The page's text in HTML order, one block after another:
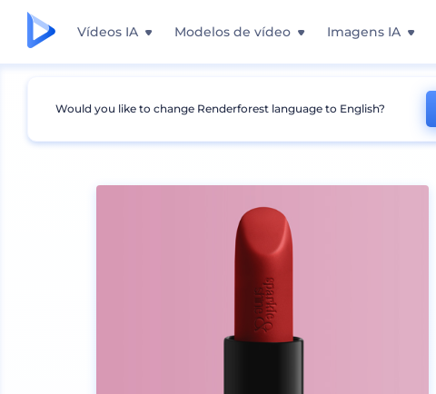
Vídeos IA Modelos de vídeo Imagens IA
Mockups Produtos Mockup de Cosméticos
Would you like to change Renderforest language to English?